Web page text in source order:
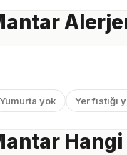
Yumurta yok Yer fıstığı